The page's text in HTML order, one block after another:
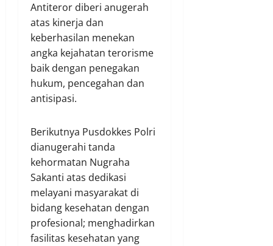
Antiteror diberi anugerah
atas kinerja dan
keberhasilan menekan
angka kejahatan terorisme
baik dengan penegakan
hukum, pencegahan dan
antisipasi.
Berikutnya Pusdokkes Polri
dianugerahi tanda
kehormatan Nugraha
Sakanti atas dedikasi
melayani masyarakat di
bidang kesehatan dengan
profesional; menghadirkan
fasilitas kesehatan yang